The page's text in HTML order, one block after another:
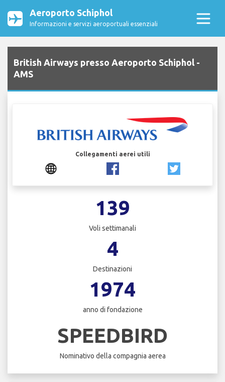
Aeroporto Schiphol
Informazioni e servizi aeroportuali essenziali
British Airways presso Aeroporto Schiphol -
AMS
Collegamenti aerei utili
139
Voli settimanali
4
Destinazioni
1974
anno di fondazione
SPEEDBIRD
Nominativo della compagnia aerea